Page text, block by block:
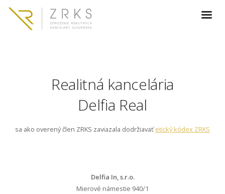
Realitná kancelária
Delfia Real
sa ako overený člen ZRKS zaviazala dodržiavaťetický kódex ZRKS
Delfia In, s.r.o.
Mierové námestie 940/1